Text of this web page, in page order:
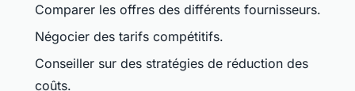
Comparer les offres des différents fournisseurs.
Négocier des tarifs compétitifs.
Conseiller sur des stratégies de réduction des
coûts.